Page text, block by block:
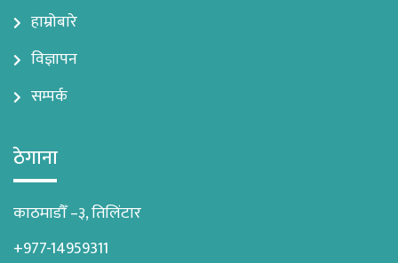
हाम्रोबारे
विज्ञापन
सम्पर्क
ठेगाना
काठमाडौँ –३, तिलिंटार
+977-14959311